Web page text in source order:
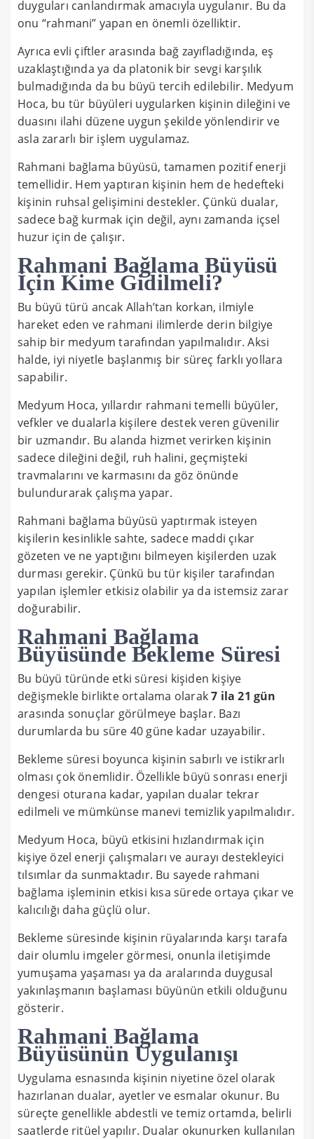
duyguları canlandırmak amacıyla uygulanır. Bu da
onu “rahmani” yapan en önemli özelliktir.
Ayrıca evli çiftler arasında bağ zayıfladığında, eş
uzaklaştığında ya da platonik bir sevgi karşılık
bulmadığında da bu büyü tercih edilebilir. Medyum
Hoca, bu tür büyüleri uygularken kişinin dileğini ve
duasını ilahi düzene uygun şekilde yönlendirir ve
asla zararlı bir işlem uygulamaz.
Rahmani bağlama büyüsü, tamamen pozitif enerji
temellidir. Hem yaptıran kişinin hem de hedefteki
kişinin ruhsal gelişimini destekler. Çünkü dualar,
sadece bağ kurmak için değil, aynı zamanda içsel
huzur için de çalışır.
Rahmani Bağlama Büyüsü
İçin Kime Gidilmeli?
Bu büyü türü ancak Allah’tan korkan, ilmiyle
hareket eden ve rahmani ilimlerde derin bilgiye
sahip bir medyum tarafından yapılmalıdır. Aksi
halde, iyi niyetle başlanmış bir süreç farklı yollara
sapabilir.
Medyum Hoca, yıllardır rahmani temelli büyüler,
vefkler ve dualarla kişilere destek veren güvenilir
bir uzmandır. Bu alanda hizmet verirken kişinin
sadece dileğini değil, ruh halini, geçmişteki
travmalarını ve karmasını da göz önünde
bulundurarak çalışma yapar.
Rahmani bağlama büyüsü yaptırmak isteyen
kişilerin kesinlikle sahte, sadece maddi çıkar
gözeten ve ne yaptığını bilmeyen kişilerden uzak
durması gerekir. Çünkü bu tür kişiler tarafından
yapılan işlemler etkisiz olabilir ya da istemsiz zarar
doğurabilir.
Rahmani Bağlama
Büyüsünde Bekleme Süresi
Bu büyü türünde etki süresi kişiden kişiye
değişmekle birlikte ortalama olarak7 ila 21 gün
arasında sonuçlar görülmeye başlar. Bazı
durumlarda bu süre 40 güne kadar uzayabilir.
Bekleme süresi boyunca kişinin sabırlı ve istikrarlı
olması çok önemlidir. Özellikle büyü sonrası enerji
dengesi oturana kadar, yapılan dualar tekrar
edilmeli ve mümkünse manevi temizlik yapılmalıdır.
Medyum Hoca, büyü etkisini hızlandırmak için
kişiye özel enerji çalışmaları ve aurayı destekleyici
tılsımlar da sunmaktadır. Bu sayede rahmani
bağlama işleminin etkisi kısa sürede ortaya çıkar ve
kalıcılığı daha güçlü olur.
Bekleme süresinde kişinin rüyalarında karşı tarafa
dair olumlu imgeler görmesi, onunla iletişimde
yumuşama yaşaması ya da aralarında duygusal
yakınlaşmanın başlaması büyünün etkili olduğunu
gösterir.
Rahmani Bağlama
Büyüsünün Uygulanışı
Uygulama esnasında kişinin niyetine özel olarak
hazırlanan dualar, ayetler ve esmalar okunur. Bu
süreçte genellikle abdestli ve temiz ortamda, belirli
saatlerde ritüel yapılır. Dualar okunurken kullanılan